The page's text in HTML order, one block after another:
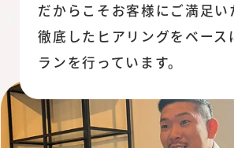
だからこそお客様にご満足い
徹底したヒアリングをベース
ランを行っています。